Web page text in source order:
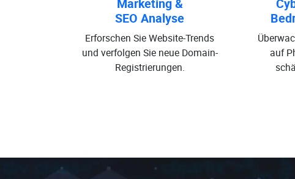
Marketing &
SEO Analyse
Erforschen Sie Website-Trends
und verfolgen Sie neue Domain-
Registrierungen.
auf